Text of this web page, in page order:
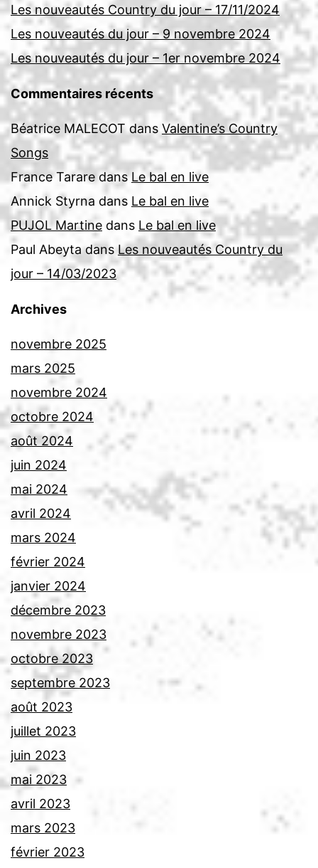
Les nouveautés Country du jour – 17/11/2024
Les nouveautés du jour – 9 novembre 2024
Les nouveautés du jour – 1er novembre 2024
Commentaires récents
Béatrice MALECOT dans Valentine’s Country
Songs
France Tarare dansLe bal en live
Annick Styrna dans Le bal en live
PUJOL Martine dans Le bal en live
Paul AbeytadansLes nouveautés Country du
jour – 14/03/2023
Archives
novembre 2025
mars 2025
novembre 2024
octobre 2024
août 2024
juin 2024
mai 2024
avril 2024
mars 2024
février 2024
janvier 2024
décembre 2023
novembre 2023
octobre 2023
septembre 2023
août 2023
juillet 2023
juin 2023
mai 2023
avril 2023
mars 2023
février 2023